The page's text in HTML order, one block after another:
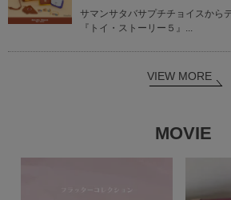
サマンサタバサプチチョイスから
『トイ・ストーリー５』...
VIEW MORE
MOVIE